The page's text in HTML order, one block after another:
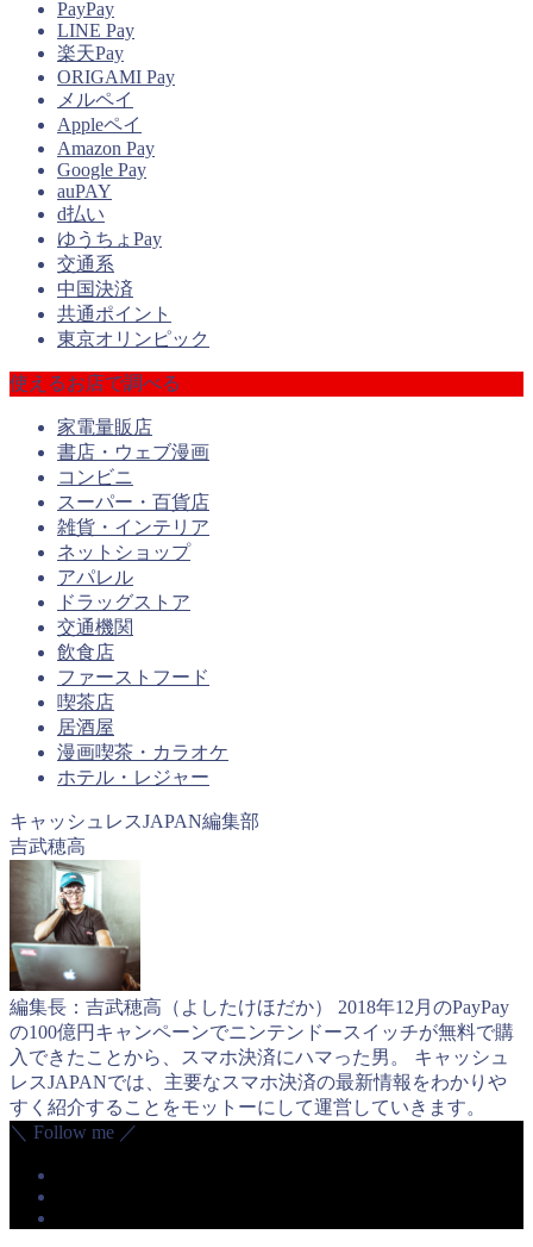
PayPay
LINE Pay
楽天Pay
ORIGAMI Pay
メルペイ
Appleペイ
Amazon Pay
Google Pay
auPAY
d払い
ゆうちょPay
交通系
中国決済
共通ポイント
東京オリンピック
使えるお店で調べる
家電量販店
書店・ウェブ漫画
コンビニ
スーパー・百貨店
雑貨・インテリア
ネットショップ
アパレル
ドラッグストア
交通機関
飲食店
ファーストフード
喫茶店
居酒屋
漫画喫茶・カラオケ
ホテル・レジャー
キャッシュレスJAPAN編集部
吉武穂高
編集長：吉武穂高（よしたけほだか） 2018年12月のPayPay
の100億円キャンペーンでニンテンドースイッチが無料で購
入できたことから、スマホ決済にハマった男。 キャッシュ
レスJAPANでは、主要なスマホ決済の最新情報をわかりや
すく紹介することをモットーにして運営していきます。
＼ Follow me ／